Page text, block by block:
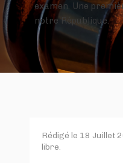
examen. Une
notre République.
Rédigé le 18 Juillet
libre.